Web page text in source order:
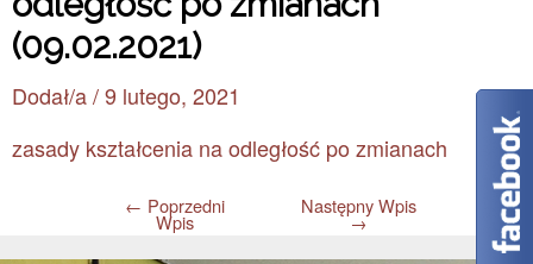
(09.02.2021)
Dodał/a /9 lutego, 2021
zasady kształcenia na odległość po zmianach
← Poprzedni
Wpis
Następny Wpis
→